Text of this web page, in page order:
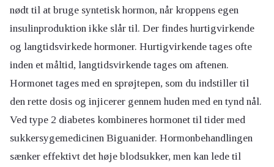
nødt til at bruge syntetisk hormon, når kroppens egen
insulinproduktion ikke slår til. Der findes hurtigvirkende
og langtidsvirkede hormoner. Hurtigvirkende tages ofte
inden et måltid, langtidsvirkende tages om aftenen.
Hormonet tages med en sprøjtepen, som du indstiller til
den rette dosis og injicerer gennem huden med en tynd nål.
Ved type 2 diabetes kombineres hormonet til tider med
sukkersygemedicinen Biguanider. Hormonbehandlingen
sænker effektivt det høje blodsukker, men kan lede til